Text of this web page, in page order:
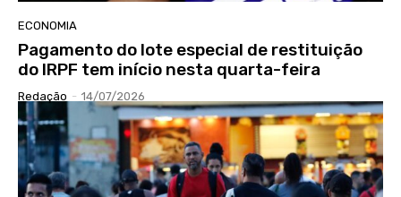
ECONOMIA
Pagamento do lote especial de restituição
do IRPF tem início nesta quarta-feira
Redação - 14/07/2026